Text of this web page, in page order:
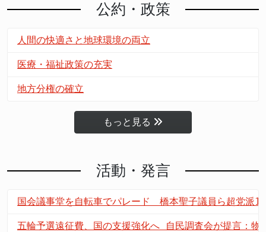
公約・政策
人間の快適さと地球環境の両立
医療・福祉政策の充実
地方分権の確立
もっと見る
活動・発言
国会議事堂を自転車でパレード 橋本聖子議員ら超党派
五輪予選遠征費、国の支援強化へ 自民調査会が提言：物